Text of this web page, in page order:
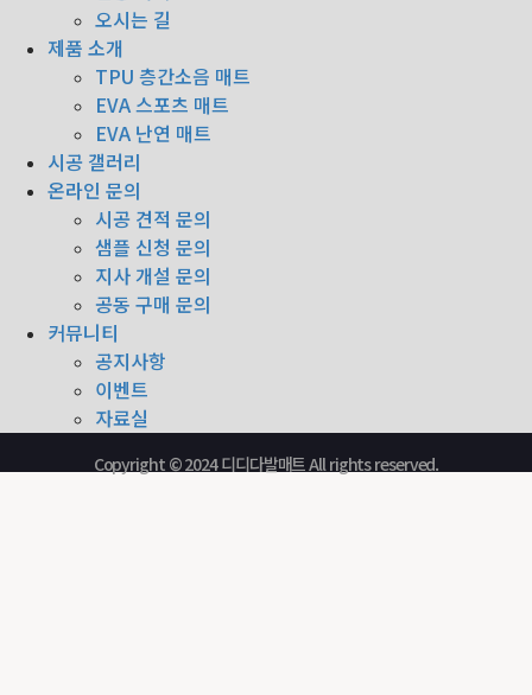
오시는 길
제품 소개
TPU 층간소음 매트
EVA 스포츠 매트
EVA 난연 매트
시공 갤러리
온라인 문의
시공 견적 문의
샘플 신청 문의
지사 개설 문의
공동 구매 문의
커뮤니티
공지사항
이벤트
자료실
Copyright © 2024 디디다발매트 All rights reserved.